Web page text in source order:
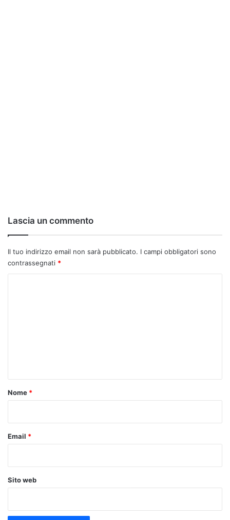
Lascia un commento
Il tuo indirizzo email non sarà pubblicato. I campi obbligatori sono
contrassegnati *
o
Nome *
Email *
Sito web